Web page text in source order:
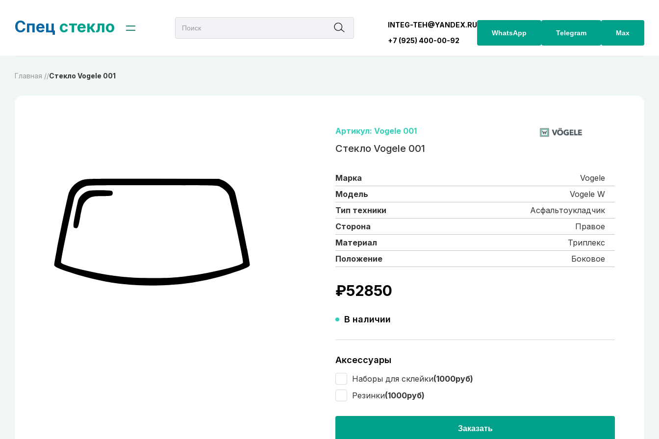
Спец стекло
INTEG-TEH@YANDEX.RU
+7 (925) 400-00-92
WhatsApp Telegram Max
Главная //Стекло Vogele 001
Артикул: Vogele 001
Стекло Vogele 001
Марка
Vogele
Модель
Vogele W
Тип техники
Асфальтоукладчик
Сторона
Правое
Материал
Триплекс
Положение
Боковое
₽52850
В наличии
Аксессуары
Наборы для склейки(1000руб)
Резинки(1000руб)
Заказать